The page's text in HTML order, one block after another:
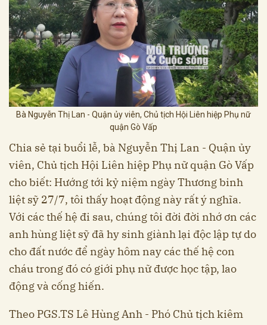
Bà Nguyễn Thị Lan - Quận ủy viên, Chủ tịch Hội Liên hiệp Phụ nữ
quận Gò Vấp
Chia sẻ tại buổi lễ, bà Nguyễn Thị Lan - Quận ủy
viên, Chủ tịch Hội Liên hiệp Phụ nữ quận Gò Vấp
cho biết: Hướng tới kỷ niệm ngày Thương binh
liệt sỹ 27/7, tôi thấy hoạt động này rất ý nghĩa.
Với các thế hệ đi sau, chúng tôi đời đời nhớ ơn các
anh hùng liệt sỹ đã hy sinh giành lại độc lập tự do
cho đất nước để ngày hôm nay các thế hệ con
cháu trong đó có giới phụ nữ được học tập, lao
động và cống hiến.
Theo PGS.TS Lê Hùng Anh - Phó Chủ tịch kiêm